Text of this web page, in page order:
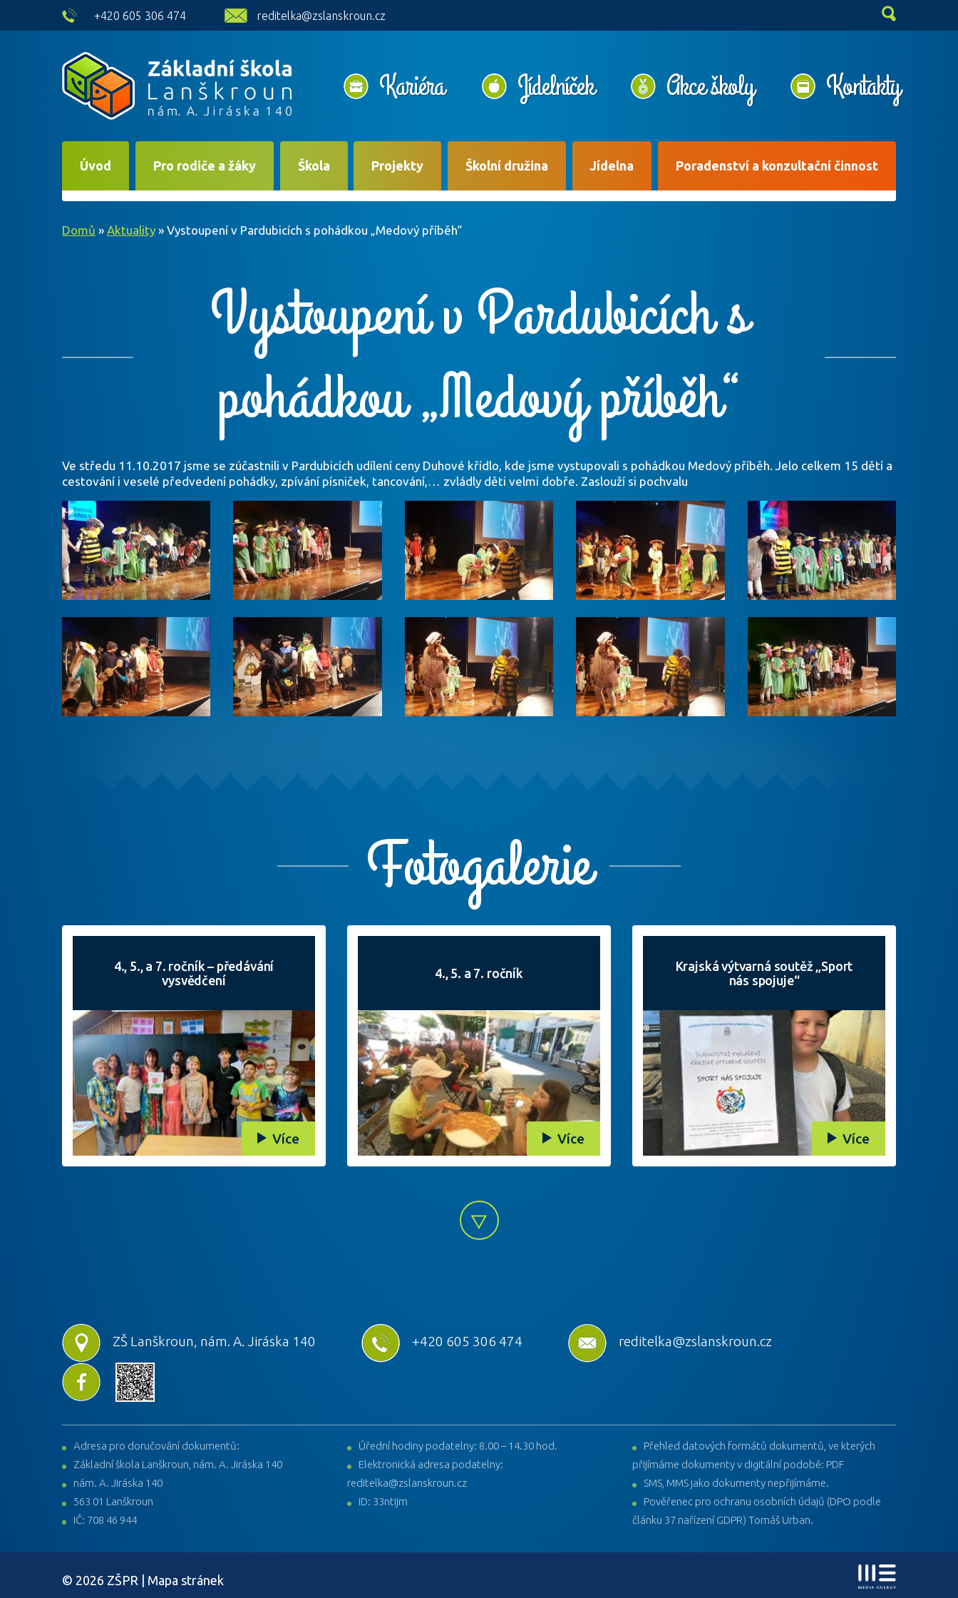
skip to main content
+420 605 306 474 reditelka@zslanskroun.cz
Kariéra Jídelníček Akce školy Kontakty
Úvod Pro rodiče a žáky Škola Projekty Školní družina Jídelna Poradenství a konzultační činnost
Domů » Aktuality » Vystoupení v Pardubicích s pohádkou „Medový příběh“
Vystoupení v Pardubicích s
pohádkou „Medový příběh“
Ve středu 11.10.2017 jsme se zúčastnili v Pardubicích udílení ceny Duhové křídlo, kde jsme vystupovali s pohádkou Medový příběh. Jelo celkem 15 dětí a
cestování i veselé předvedení pohádky, zpívání písniček, tancování,… zvládly děti velmi dobře. Zaslouží si pochvalu
Fotogalerie
4., 5., a 7. ročník – předávání
vysvědčení
Více
4., 5. a 7. ročník
Více
Krajská výtvarná soutěž „Sport
nás spojuje“
Více
ZŠ Lanškroun, nám. A. Jiráska 140 +420 605 306 474 reditelka@zslanskroun.cz
Adresa pro doručování dokumentů:
Základní škola Lanškroun, nám. A. Jiráska 140
nám. A. Jiráska 140
563 01 Lanškroun
IČ: 708 46 944
Úřední hodiny podatelny: 8.00 – 14.30 hod.
Elektronická adresa podatelny:
reditelka@zslanskroun.cz
ID: 33ntijm
Přehled datových formátů dokumentů, ve kterých
přijímáme dokumenty v digitální podobě: PDF
SMS, MMS jako dokumenty nepřijímáme.
Pověřenec pro ochranu osobních údajů (DPO podle
článku 37 nařízení GDPR) Tomáš Urban.
© 2026 ZŠPR | Mapa stránek